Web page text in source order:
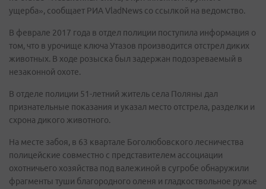
ущерба», сообщает РИА VladNews со ссылкой на ведомство.
В феврале 2017 года в отдел полиции поступила информация о
том, что в урочище ключа Утазов производится отстрел диких
животных. В ходе розыска был задержан подозреваемый в
незаконной охоте.
В отделе полиции 51-летний житель села Поляны дал
признательные показания и указал место отстрела, разделки и
схрона дикого животного.
На месте забоя, в 63 квартале Боголюбовского лесничества
полицейские совместно с представителем ассоциации
охотничьего хозяйства под валежиной в сугробе обнаружили
фрагменты туши благородного оленя и гладкоствольное ружье